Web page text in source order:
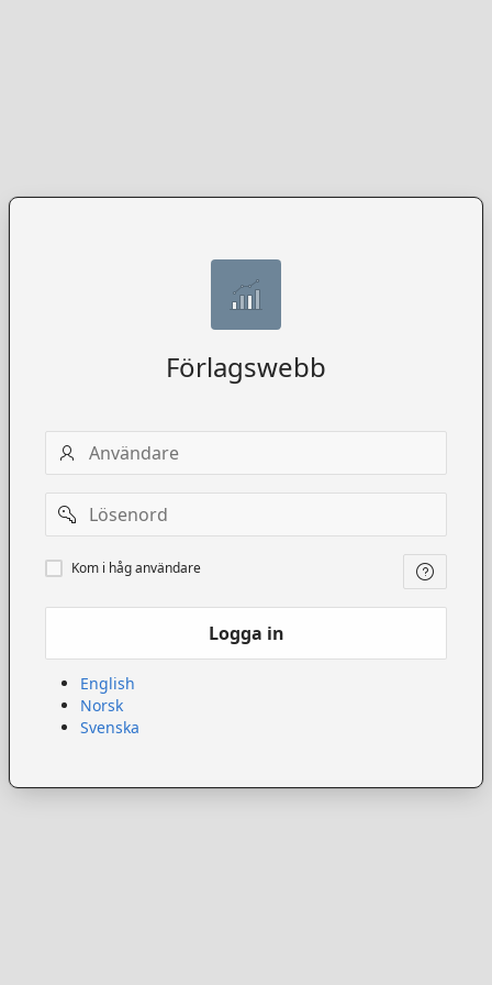
Förlagswebb
Användarnamn
Lösenord
Kom
ihåg
Kom i håg användare
Logga in
English
Norsk
Svenska